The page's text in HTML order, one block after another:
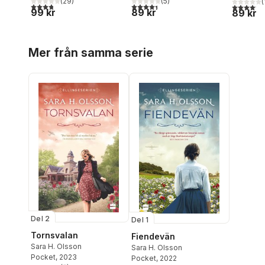
3,8utav 5 stjärnor. Totalt antal röster:
99 kr
4,4utav 5 stjärnor. Totalt antal röster:
89 kr
4,1utav 5
89 kr
Mer från samma serie
Del 2
Tornsvalan
Sara H. Olsson
Pocket, 2023
Del 1
Fiendevän
Sara H. Olsson
Pocket, 2022